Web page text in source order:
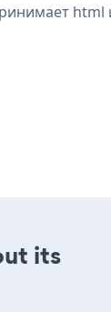
html
its